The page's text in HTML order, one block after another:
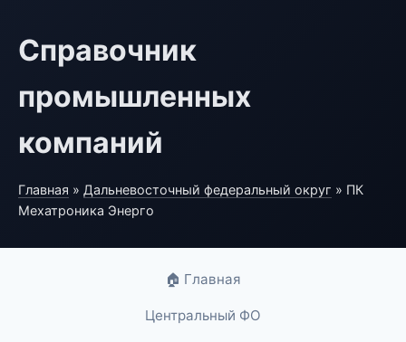
Справочник
промышленных
компаний
Главная » Дальневосточный федеральный округ » ПК
Мехатроника Энерго
🏠 Главная
Центральный ФО